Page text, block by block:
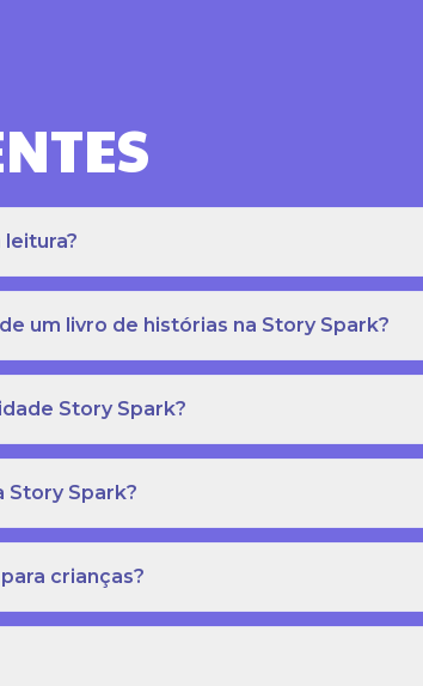
um livro de histórias na Story Spark?
Story Spark?
Story Spark?
crianças?